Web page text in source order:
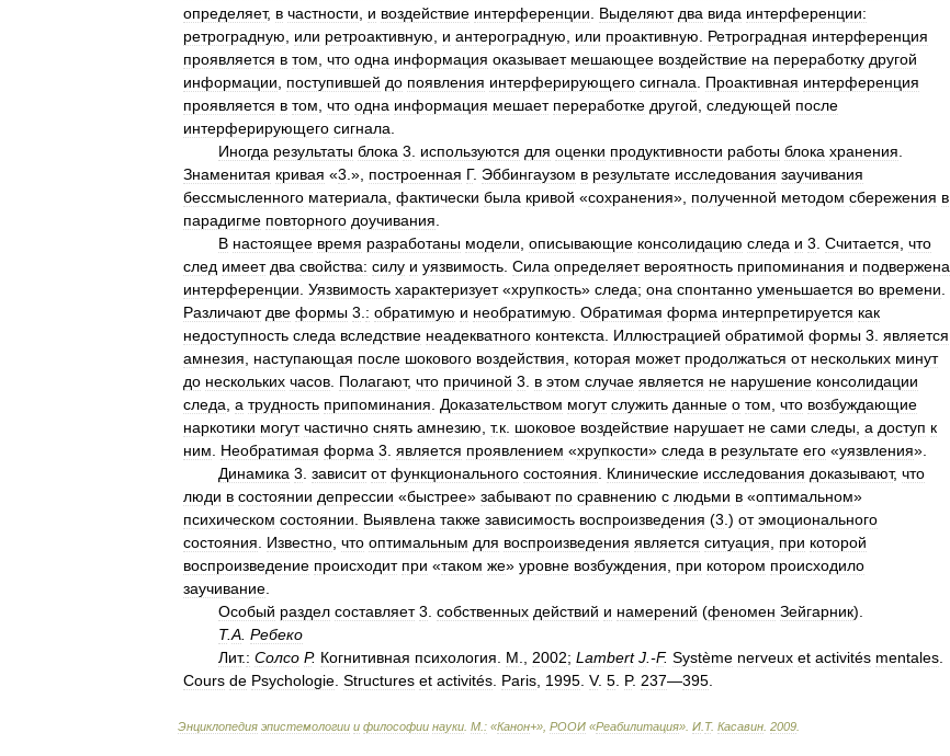
определяет, в частности и воздействие интерференции Выделяют два вида интерференции:
ретроградную
или ретроактивную и антероградную или проактивную Ретроградная интерференция
проявляется в том что одна информация оказывает мешающее воздействие на переработку другой
информации
поступившей до появления интерферирующего сигнала Проактивная интерференция
проявляется в том что одна информация мешает переработке другой следующей после
интерферирующего сигнала
Иногда результаты блока 3 используются для оценки продуктивности работы блока хранения
Знаменитая кривая «3 .», построенная Г. Эббингаузом в результате исследования заучивания
бессмысленного материала фактически была кривой «сохранения», полученной методом сбережения в
парадигме повторного доучивания
В настоящее время разработаны модели описывающие консолидацию следа и 3 Считается что
след имеет два свойства: силу и уязвимость Сила определяет вероятность припоминания и подвержена
интерференции Уязвимость характеризует«хрупкость» следа; она спонтанно уменьшается во времени
Различают две формы 3 : обратимую и необратимую Обратимая форма интерпретируется как
недоступность следа вследствие неадекватного контекста Иллюстрацией обратимой формы 3 является
амнезия
наступающая после шокового воздействия которая может продолжаться от нескольких минут
до нескольких часов Полагают, что причиной 3 в этом случае является не нарушение консолидации
следа а трудность припоминания Доказательством могут служить данные о том что возбуждающие
наркотики могут частично снять амнезию т.к шоковое воздействие нарушает не сами следы а доступ к
ним
Необратимая форма 3 является проявлением «хрупкости» следа в результате его «уязвления».
Динамика 3 зависит от функционального состояния Клинические исследования доказывают, что
люди в состоянии депрессии «быстрее» забывают по сравнению с людьми в «оптимальном»
психическом состоянии Выявлена также зависимость воспроизведения (3 .) от эмоционального
состояния
Известно что оптимальным для воспроизведения является ситуация при которой
воспроизведение происходит при «таком же» уровне возбуждения при котором происходило
заучивание
Особый раздел составляет 3 собственных действий и намерений (феномен Зейгарник).
Т.А Ребеко
Лит.: Солсо Р. Когнитивная психология М 2002; Lambert J .-F. Système nerveux et activités mentales
Cours de Psychologie Structures et activités Paris 1995 V. 5 P. 237—395
Энциклопедия эпистемологии и философии науки М : «Канон+», РООИ «Реабилитация» И Т. Касавин 2009